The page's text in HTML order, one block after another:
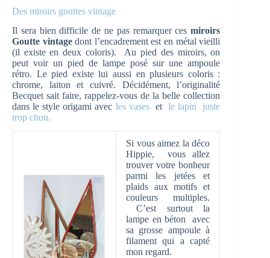
Des miroirs gouttes vintage
Il sera bien difficile de ne pas remarquer ces miroirs
Goutte vintagedont l’encadrement est en métal vieilli
(il existe en deux coloris). Au pied des miroirs, on
peut voir un pied de lampe posé sur une ampoule
rétro. Le pied existe lui aussi en plusieurs coloris :
chrome, laiton et cuivré. Décidément, l’originalité
Becquet sait faire, rappelez-vous de la belle collection
dans le style origami avec les vases et le lapin juste
trop chou.
Si vous aimez la déco
Hippie, vous allez
trouver votre bonheur
parmi les jetées et
plaids aux motifs et
couleurs multiples.
C’est surtout la
lampe en béton avec
sa grosse ampoule à
filament qui a capté
mon regard.